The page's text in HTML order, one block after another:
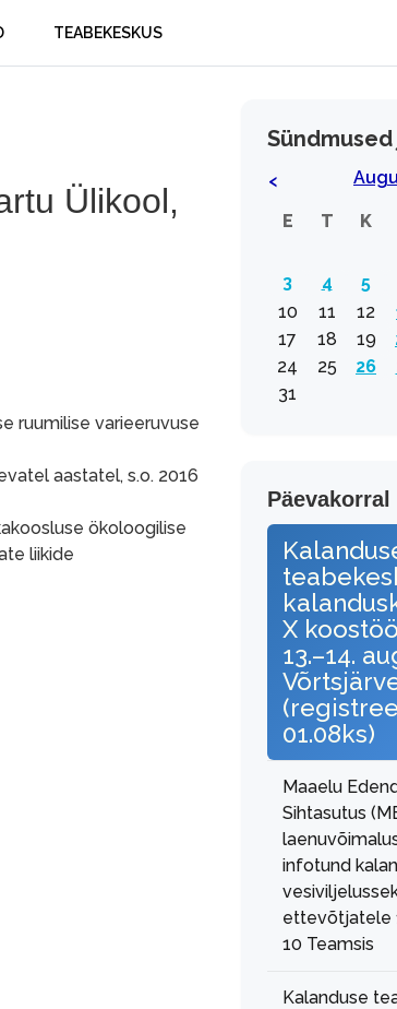
TEABEKESKUS
Ülikool,
ruumilise varieeruvuse
aastatel, s.o. 2016
ökoloogilise
liikide
<
E
T K
3
4 5
10
11 12
17
18 19
24
25 26
31
Päevakorral
X
13.–14.
01.08ks)
Maaelu
Sihtasutus
infotund
ettevõtjatele
10 Teamsis
Kalanduse